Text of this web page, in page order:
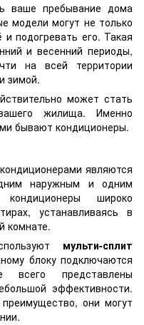
ваше пребывание дома
модели могут не только
подогревать его. Такая
и весенний периоды,
на всей территории
зимой.
может стать
жилища. Именно
бывают кондиционеры.
являются
наружным и одним
широко
устанавливаясь в
комнате.
мульти-сплит
блоку подключаются
всего представлены
эффективности.
они могут